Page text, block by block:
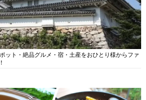
ット・絶品グルメ・宿・土産をおひとり様からファ